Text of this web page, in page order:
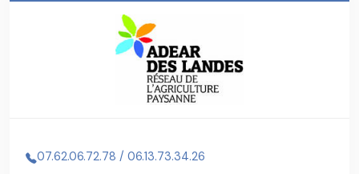
07.62.06.72.78 / 06.13.73.34.26